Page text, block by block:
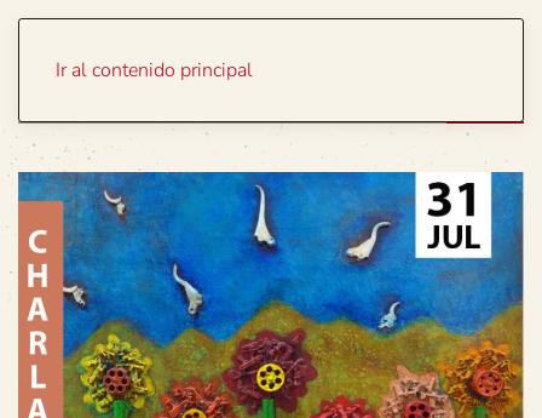
Ir al contenido principal